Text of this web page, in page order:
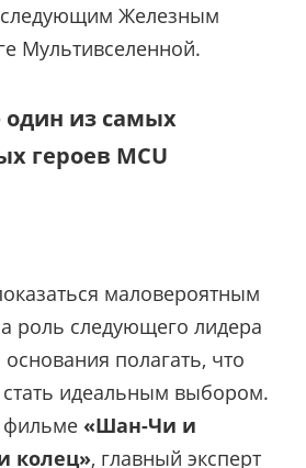
следующим Железным
Мультивселенной.
из самых
героев MCU
маловероятным
роль следующего лидера
полагать, что
идеальным выбором.
«Шан-Чи и
колец», главный эксперт